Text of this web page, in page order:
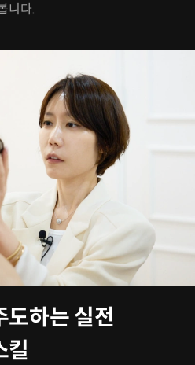
니다.
도하는 실전
킬